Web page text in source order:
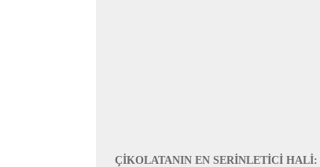
ÇİKOLATANIN EN SERİNLETİCİ HALİ: